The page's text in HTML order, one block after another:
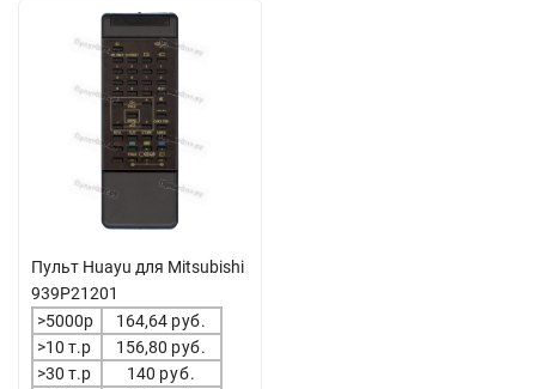
Пульт Huayu для Mitsubishi
939P21201
>5000р
164,64 руб.
>10 т.р
156,80 руб.
>30 т.р
140 руб.